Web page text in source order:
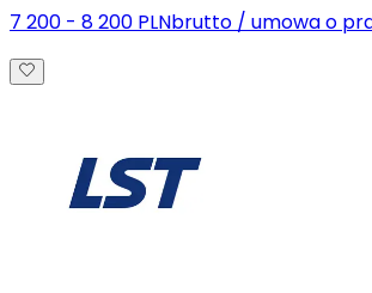
7 200 - 8 200 PLNbrutto / umowa o